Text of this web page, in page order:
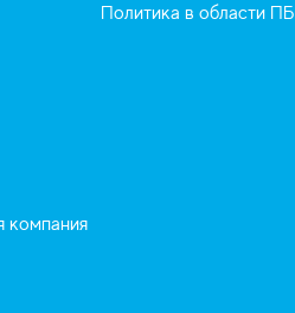
Политика в области ПБ